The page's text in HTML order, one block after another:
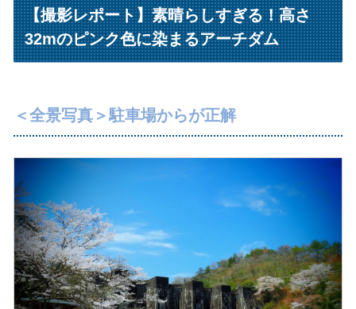
【撮影レポート】素晴らしすぎる！高さ
32mのピンク色に染まるアーチダム
＜全景写真＞駐車場からが正解